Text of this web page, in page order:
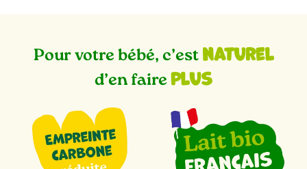
Pour votre bébé, c’est naturel
d’en faire plus